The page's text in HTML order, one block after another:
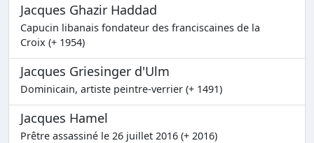
Jacques Ghazir Haddad
Capucin libanais fondateur des franciscaines de la
Croix (+ 1954)
Jacques Griesinger d'Ulm
Dominicain, artiste peintre-verrier (+ 1491)
Jacques Hamel
Prêtre assassiné le 26 juillet 2016 (+ 2016)